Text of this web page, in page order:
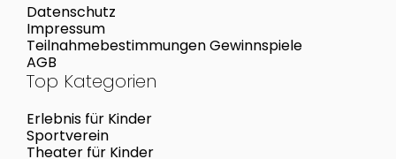
Datenschutz
Impressum
Teilnahmebestimmungen Gewinnspiele
AGB
Top Kategorien
Erlebnis für Kinder
Sportverein
Theater für Kinder